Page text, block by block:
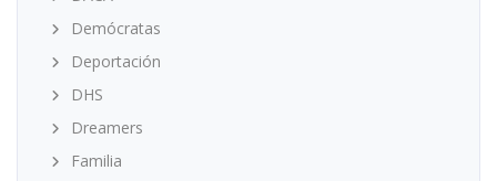
Demócratas
Deportación
DHS
Dreamers
Familia